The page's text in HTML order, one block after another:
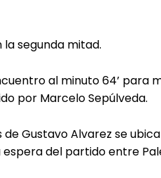
segunda mitad.
al minuto 64’ para
por Marcelo Sepúlveda.
Gustavo Alvarez se
espera del partido entre